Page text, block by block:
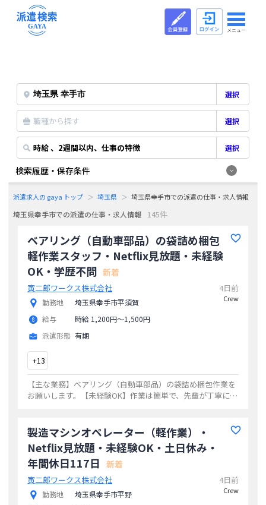
メニュー
選択
職種から探す 選択
時給 、2週間以内、仕事の特徴 選択
検索履歴・保存条件
派遣求人の gaya トップ 埼玉県 埼玉県幸手市での派遣の仕事・求人情報
埼玉県幸手市での派遣の仕事・求人情報 145件
ベアリング（自動車部品）の袋詰め梱包
軽作業スタッフ・Netflix見放題・未経験
OK・学歴不問 新着
寅二郎ワークス株式会社
勤務地
埼玉県幸手市平須賀
給与
時給 1,200円〜1,500円
派遣形態 有期
4日前
Crew
+13
【主な業務】ベアリング（自動車部品）の袋詰め梱包作業を
お願いします。【未経験OK】作業は簡単で、先輩が丁寧に教
製造マシンオペレーター（軽作業）・
Netflix見放題・未経験OK・土日休み・
年間休日117日 新着
寅二郎ワークス株式会社
勤務地
埼玉県幸手市平野
4日前
Crew